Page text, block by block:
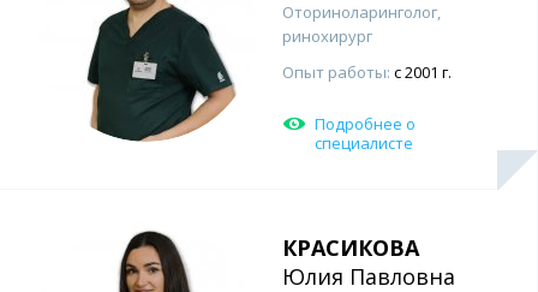
Оториноларинголог,
ринохирург
Опыт работы: с 2001 г.
Подробнее о
специалисте
КРАСИКОВА
Юлия Павловна